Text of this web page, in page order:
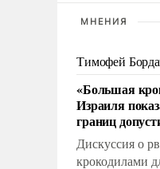
МНЕНИЯ
Тимофей
«Большая
Израиля
границ
Дискуссия о
крокодилами